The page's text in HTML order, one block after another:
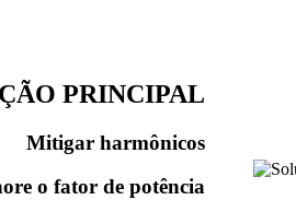
PRINCIPAL
Mitigar harmônicos
o fator de potência